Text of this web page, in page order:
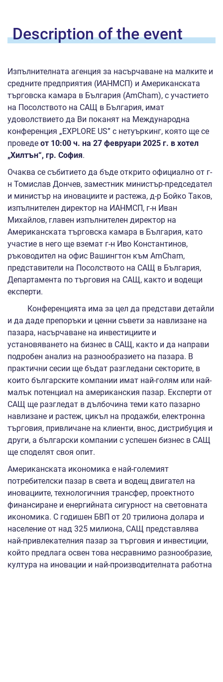
Description of theevent
Изпълнителната агенция за насърчаване на малките и
средните предприятия (ИАНМСП) и Американската
търговска камара в България (AmCham), с участието
на Посолството на САЩ в България, имат
удоволствието да Ви поканят на Международна
конференция „EXPLORE US” с нетуъркинг, която ще се
проведе от 10:00 ч. на 27 февруари 2025 г. в хотел
„Хилтън“, гр. София.
Очаква се събитието да бъде открито официално от г-
н Томислав Дончев, заместник министър-председател
и министър на иновациите и растежа, д-р Бойко Таков,
изпълнителен директор на ИАНМСП, г-н Иван
Михайлов, главен изпълнителен директор на
Американската търговска камара в България, като
участие в него ще вземат г-н Иво Константинов,
ръководител на офис Вашингтон към AmCham,
представители на Посолството на САЩ в България,
Департамента по търговия на САЩ, както и водещи
експерти.
Конференцията има за цел да представи детайли
и да даде препоръки и ценни съвети за навлизане на
пазара, насърчаване на инвестициите и
установяването на бизнес в САЩ, както и да направи
подробен анализ на разнообразието на пазара. В
практични сесии ще бъдат разгледани секторите, в
които българските компании имат най-голям или най-
малък потенциал на американския пазар. Експерти от
САЩ ще разгледат в дълбочина теми като пазарно
навлизане и растеж, цикъл на продажби, електронна
търговия, привличане на клиенти, внос, дистрибуция и
други, а български компании с успешен бизнес в САЩ
ще споделят своя опит.
Американската икономика е най-големият
потребителски пазар в света и водещ двигател на
иновациите, технологичния трансфер, проектното
финансиране и енергийната сигурност на световната
икономика. С годишен БВП от 20 трилиона долара и
население от над 325 милиона, САЩ представлява
най-привлекателния пазар за търговия и инвестиции,
който предлага освен това несравнимо разнообразие,
култура на иновации и най-производителната работна